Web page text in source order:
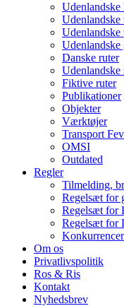
Udenlandske
Udenlandske
Danske ruter
Udenlandske
Fiktive ruter
Publikationer
Objekter
Værktøjer
Transport
OMSI
Outdated
Regler
Tilmelding,
Regelsæt for
Regelsæt for
Regelsæt for
Om os
Privatlivspolitik
Ros & Ris
Kontakt
Nyhedsbrev